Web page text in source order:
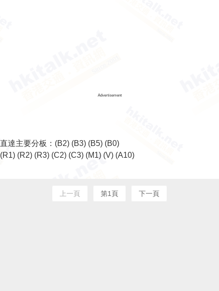
Advertisement
直達主要分板： (B2) (B3) (B5) (B0)
(R1) (R2) (R3) (C2) (C3) (M1) (V) (A10)
上一頁 第1頁 下一頁